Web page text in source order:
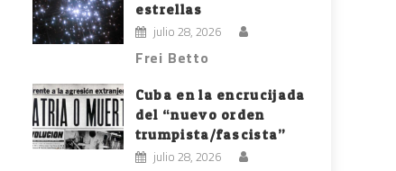
estrellas
julio 28, 2026
Frei Betto
Cuba en la encrucijada
del “nuevo orden
trumpista/fascista”
julio 28, 2026